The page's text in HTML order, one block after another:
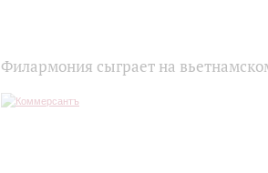
Филармония сыграет на